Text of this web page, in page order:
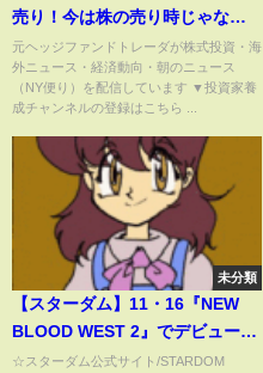
売り！今は株の売り時じゃな
い！
元ヘッジファンドトレーダが株式投資・海
外ニュース・経済動向・朝のニュース
（NY便り）を配信しています ▼投資家養
成チャンネルの登録はこちら ...
未分類
【スターダム】11・16『NEW
BLOOD WEST 2』でデビュー！
練習生・纏のリングネームが決
☆スターダム公式サイト/STARDOM